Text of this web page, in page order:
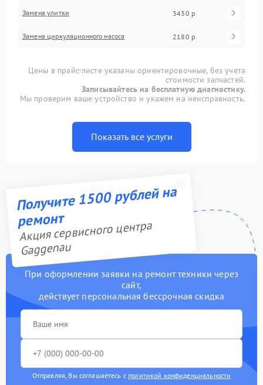
Замена улитки 3430 р
Замена циркуляционного насоса 2180 р
Цены в прайс-листе указаны ориентировочные, без учета
стоимости запчастей.
Записывайтесь на бесплатную диагностику.
Мы проверим ваше устройство и укажем на неисправность.
Показать все услуги
Получите 1500 рублей на
ремонт
Акция сервисного центра
Gaggenau
При оформлении заявки на ремонт техники через
сайт,
действует персональная бессрочная скидка
Отправляя, Вы соглашаетесь с политикой конфиденциальности